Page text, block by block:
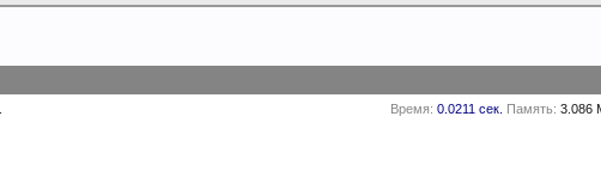
Время: 0.0211 сек. Память: 3.086